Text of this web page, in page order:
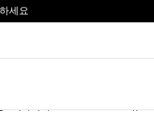
세요
35 마지막 상품